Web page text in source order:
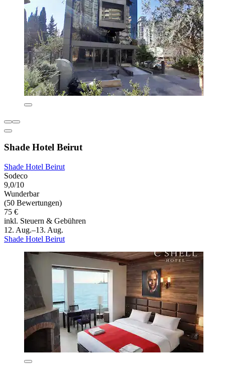
Shade Hotel Beirut
Shade Hotel Beirut
Sodeco
9,0/10
Wunderbar
(50 Bewertungen)
75 €
inkl. Steuern & Gebühren
12. Aug.–13. Aug.
Shade Hotel Beirut